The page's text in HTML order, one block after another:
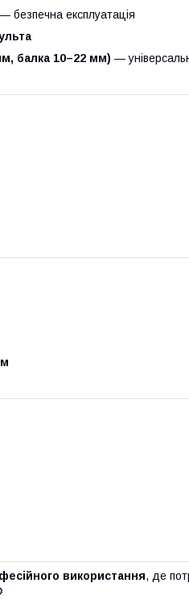
— безпечна експлуатація
балка 10–22 мм) —
використання, де